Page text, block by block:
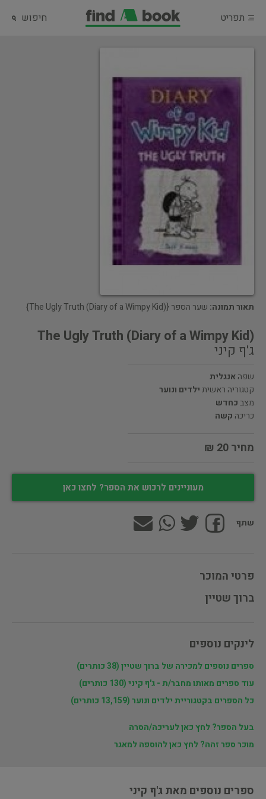
תפריט חיפוש
תאור תמונה: שער הספר {The Ugly Truth (Diary of a Wimpy Kid)}
The Ugly Truth (Diary of a Wimpy Kid)
ג'ף קיני
שפהאנגלית
קטגוריה ראשיתילדים ונוער
מצבכחדש
כריכה קשה
מחיר 20 ₪
מעוניינים לרכוש את הספר? לחצו כאן
שתף
פרטי המוכר
ברוך שטיין
לינקים נוספים
ספרים נוספים למכירה של ברוך שטיין (38 כותרים)
עוד ספרים מאותו מחבר/ת - ג'ף קיני (130 כותרים)
כל הספרים בקטגוריית ילדים ונוער (13,159 כותרים)
בעל הספר? לחץ כאן לעריכה/הסרה
מוכר ספר זהה? לחץ כאן להוספה למאגר
ספרים נוספים מאת ג'ף קיני